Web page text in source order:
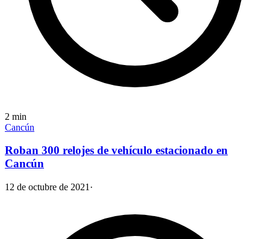
2 min
Cancún
Roban 300 relojes de vehículo estacionado en
Cancún
12 de octubre de 2021 ·